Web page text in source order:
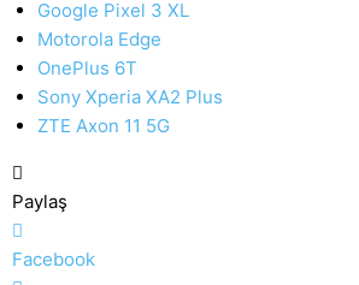
Google Pixel 3 XL
Motorola Edge
OnePlus 6T
Sony Xperia XA2 Plus
ZTE Axon 11 5G
Paylaş
Facebook